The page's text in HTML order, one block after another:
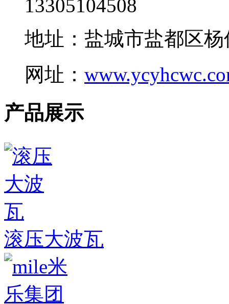
13305104508
地址：盐城市盐都区
网址：
产品展示
滚压大波瓦